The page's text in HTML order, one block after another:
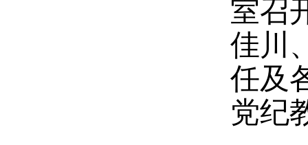
室召
佳川
任及
党纪